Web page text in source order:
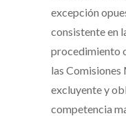
excepción
consistente en
procedimiento
las
excluyente y
competencia